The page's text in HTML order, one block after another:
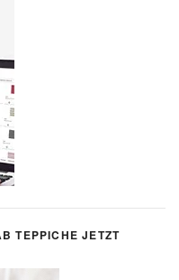
TEPPICHE JETZT